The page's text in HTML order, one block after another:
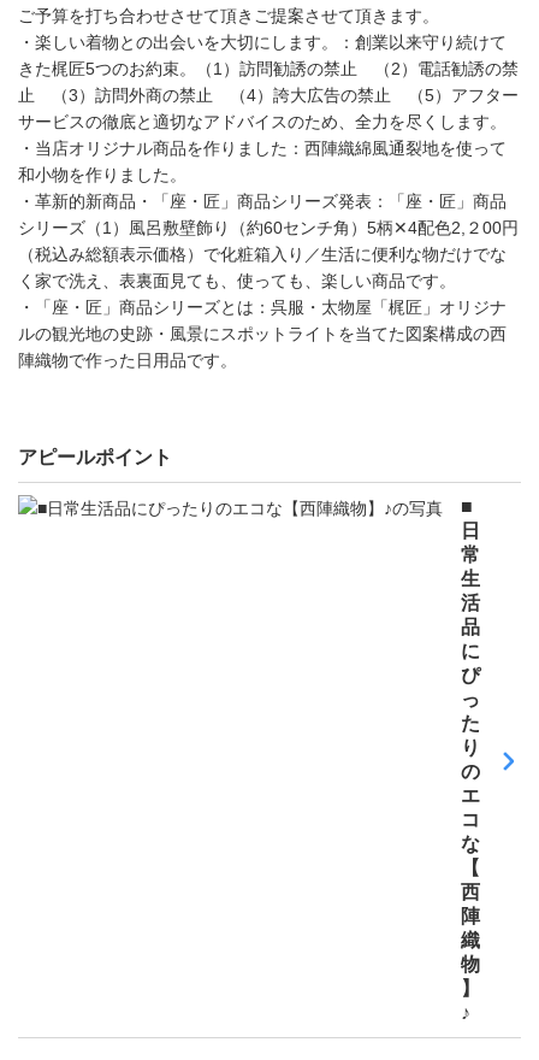
ご予算を打ち合わせさせて頂きご提案させて頂きます。
・楽しい着物との出会いを大切にします。：創業以来守り続けて
きた梶匠5つのお約束。（1）訪問勧誘の禁止 （2）電話勧誘の禁
止 （3）訪問外商の禁止 （4）誇大広告の禁止 （5）アフター
サービスの徹底と適切なアドバイスのため、全力を尽くします。
・当店オリジナル商品を作りました：西陣織綿風通裂地を使って
和小物を作りました。
・革新的新商品・「座・匠」商品シリーズ発表：「座・匠」商品
シリーズ（1）風呂敷壁飾り（約60センチ角）5柄✕4配色2,２00円
（税込み総額表示価格）で化粧箱入り／生活に便利な物だけでな
く家で洗え、表裏面見ても、使っても、楽しい商品です。
・「座・匠」商品シリーズとは：呉服・太物屋「梶匠」オリジナ
ルの観光地の史跡・風景にスポットライトを当てた図案構成の西
陣織物で作った日用品です。
アピールポイント
■
日
常
生
活
品
に
ぴ
っ
た
り
の
エ
コ
な
【
西
陣
織
物
】
♪